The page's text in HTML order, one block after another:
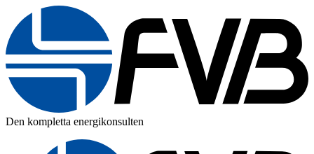
Den kompletta energikonsulten